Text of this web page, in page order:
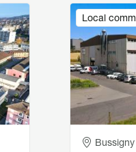
Local
Image
Adresse
Bussigny